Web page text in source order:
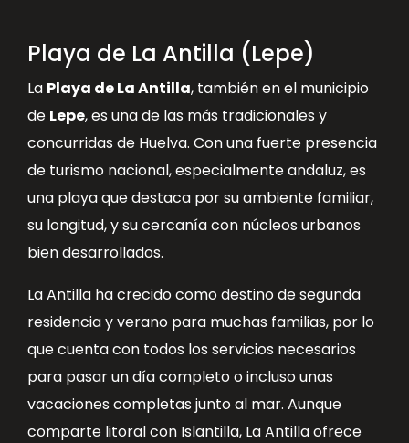
Playa de La Antilla (Lepe)
La Playa de La Antilla, también en el municipio
de Lepe, es una de las más tradicionales y
concurridas de Huelva. Con una fuerte presencia
de turismo nacional, especialmente andaluz, es
una playa que destaca por su ambiente familiar,
su longitud, y su cercanía con núcleos urbanos
bien desarrollados.
La Antilla ha crecido como destino de segunda
residencia y verano para muchas familias, por lo
que cuenta con todos los servicios necesarios
para pasar un día completo o incluso unas
vacaciones completas junto al mar. Aunque
comparte litoral con Islantilla, La Antilla ofrece